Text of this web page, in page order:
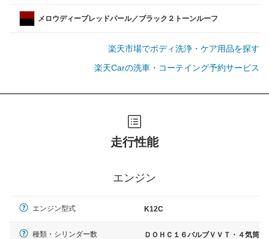
メロウディープレッドパール／ブラック２トーンルーフ
楽天市場でボディ洗浄・ケア用品を探す
楽天Carの洗車・コーテイング予約サービス
走行性能
エンジン
エンジン型式 K12C
種類・シリンダー数 ＤＯＨＣ１６バルブＶＶＴ・４気筒